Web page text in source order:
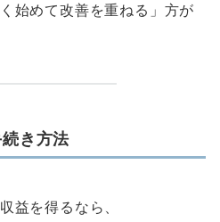
始めて改善を重ねる」方が
き方法
益を得るなら、